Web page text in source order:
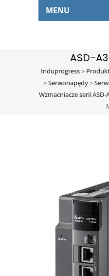
MENU
ASD-
Induprogress>
>Serwonapędy>
Wzmacniacze serii ASD-